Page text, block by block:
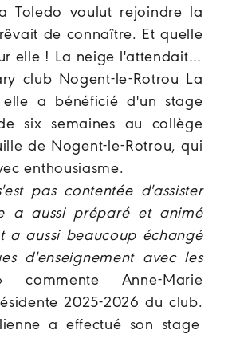
Toledo voulut rejoindre la
de connaître. Et quelle
elle ! La neige l'attendait…
club Nogent-le-Rotrou La
elle a bénéficié d'un stage
six semaines au collège
de Nogent-le-Rotrou, qui
enthousiasme.
pas contentée d'assister
a aussi préparé et animé
a aussi beaucoup échangé
d'enseignement avec les
Anne-Marie
2025-2026 du club.
a effectué son stage